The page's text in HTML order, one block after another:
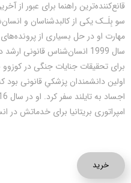
قانع‌کننده‌ترین راهنما برای عبور از
سو بِلَـک یکی از کالبدشناسان و
مهارت‌ او در حل بسیاری از
سال 1999 انسان‌شناس‌ قانونی
اولین دانشمندان پزشکیِ قانونی
امپراتوری بریتانیا برای خدماتش
خرید